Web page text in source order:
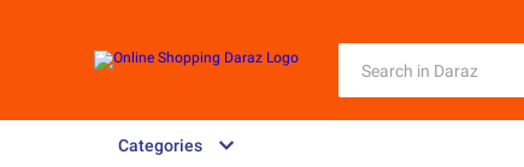
Categories